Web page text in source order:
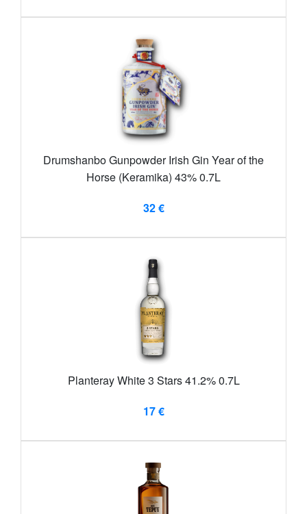
Drumshanbo Gunpowder Irish Gin Year of the
Horse (Keramika) 43% 0.7L
32 €
Planteray White 3 Stars 41.2% 0.7L
17 €